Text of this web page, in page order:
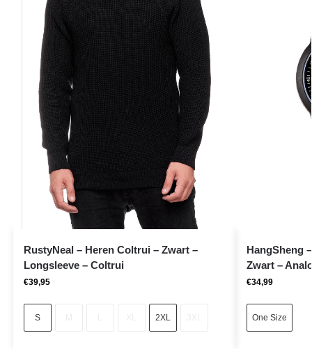
RustyNeal – Heren Coltrui – Zwart –
Longsleeve – Coltrui
€39,95
S 2XL
HangSheng
Zwart –
€34,99
One Size